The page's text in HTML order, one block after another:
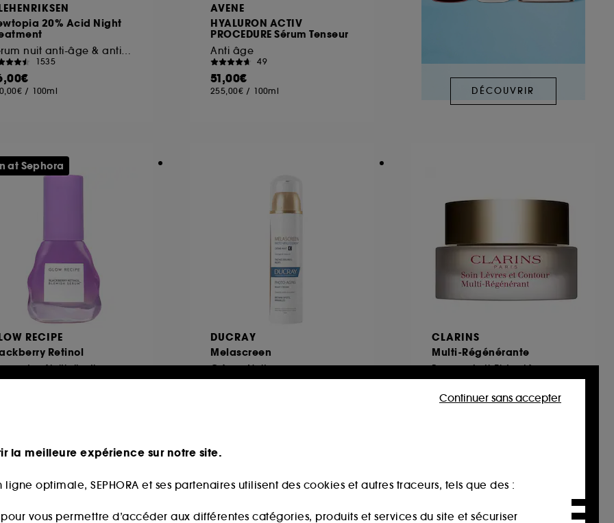
20% Acid Night
1535
/ 100ml
AVENE
HYALURON ACTIV
PROCEDURE Sérum Tenseur
Anti âge
49
51,00€
255,00€ / 100ml DÉCOUVRIR
RECIPE
Retinol
de réinitialisation
at Sephora
DUCRAY
Melascreen
Crème Nuit
CLARINS
Multi-Régénérante
Baume Anti-Rides Lèvres et Contour
82
fidélité web
la meilleure expérience sur notre site.
optimale, SEPHORA et ses partenaires utilisent des cookies et autres traceurs, tels que des :
pour vous permettre d’accéder aux différentes catégories, produits et services du site et sécuriser
Continuer sans accepter